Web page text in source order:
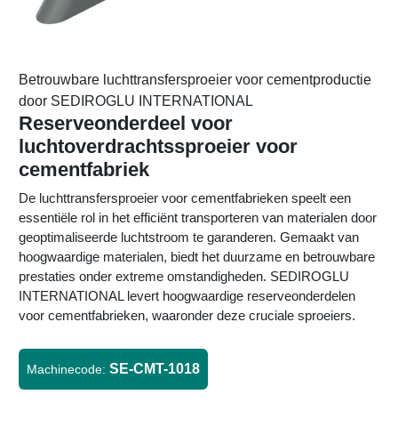
Betrouwbare luchttransfersproeier voor cementproductie
door SEDIROGLU INTERNATIONAL
Reserveonderdeel voor
luchtoverdrachtssproeier voor
cementfabriek
De luchttransfersproeier voor cementfabrieken speelt een
essentiële rol in het efficiënt transporteren van materialen door
geoptimaliseerde luchtstroom te garanderen. Gemaakt van
hoogwaardige materialen, biedt het duurzame en betrouwbare
prestaties onder extreme omstandigheden. SEDIROGLU
INTERNATIONAL levert hoogwaardige reserveonderdelen
voor cementfabrieken, waaronder deze cruciale sproeiers.
Machinecode: SE-CMT-1018